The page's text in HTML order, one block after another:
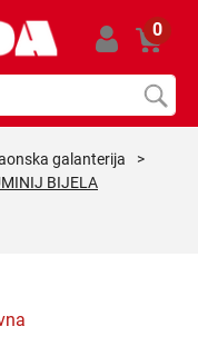
0
galanterija
>
BIJELA